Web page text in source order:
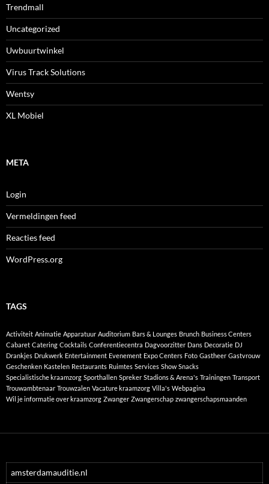
Trendmall
Uncategorized
Uwbuurtwinkel
Virus Track Solutions
Wentsy
XL Mobiel
META
Login
Vermeldingen feed
Reacties feed
WordPress.org
TAGS
Activiteit Animatie Apparatuur Auditorium Bars & Lounges Brunch Business Centers
Cabaret Catering Cocktails Conferentiecentra Dagvoorzitter Dans Decoratie DJ
Drankjes Drukwerk Entertainment Evenement Expo Centers Foto Gastheer Gastvrouw
Geschenken Kastelen Restaurants Ruimtes Services Show Snacks
Specialistische kraamzorg Sporthallen Spreker Stadions & Arena's Trainingen Transport
Trouwambtenaar Trouwzalen Vacature kraamzorg Villa's Webpagina
Wil je informatie over kraamzorg Zwanger Zwangerschap zwangerschapsmaanden
amsterdamauditie.nl